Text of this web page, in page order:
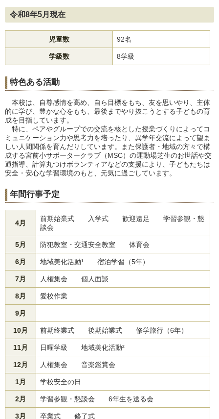
令和8年5月現在
児童数 92名
学級数 8学級
特色ある活動
本校は、自尊感情を高め、自ら目標をもち、友を思いやり、主体
的に学び、豊かな心をもち、最後までやり抜こうとする子どもの育
成を目指しています。
特に、ペアやグループでの交流を核とした授業づくりによってコ
ミュニケーション力や思考力を培ったり、異学年交流によって望ま
しい人間関係を育んだりしています。また保護者・地域の方々で構
成する宮前小サポータークラブ（MSC）の運動場芝生のお世話や交
通指導、計算丸つけボランティアなどの支援により、子どもたちは
安全・安心な学習環境のもと、元気に過ごしています。
年間行事予定
4月
前期始業式 入学式 歓迎遠足 学習参観・懇
談会
5月 防犯教室・交通安全教室 体育会
6月 地域美化活動¹ 宿泊学習（5年）
7月 人権集会 個人面談
8月 愛校作業
9月
10月 前期終業式 後期始業式 修学旅行（6年）
11月 日曜学級 地域美化活動²
12月 人権集会 音楽鑑賞会
1月 学校安全の日
2月 学習参観・懇談会 6年生を送る会
3月 卒業式 修了式